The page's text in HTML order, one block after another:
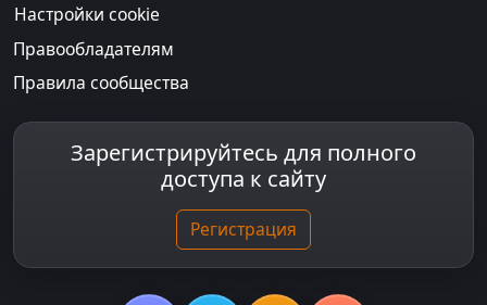
Настройки cookie
Правообладателям
Правила сообщества
Зарегистрируйтесь для полного
доступа к сайту
Регистрация